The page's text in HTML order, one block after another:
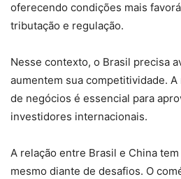
oferecendo condições mais
tributação e regulação.
Nesse contexto, o Brasil precisa
aumentem sua competitividade.
de negócios é essencial para
investidores internacionais.
A relação entre Brasil e China
mesmo diante de desafios. O